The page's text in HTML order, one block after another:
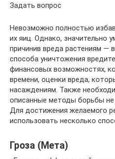
Задать вопрос
Невозможно полностью
их яиц. Однако, значительно
причинив вреда растениям —
способа уничтожения
финансовых возможностях,
времени, оценки вреда,
насаждениям. Также
описанные методы борьбы
Для достижения желаемого
использовать несколько
Гроза (Мета)